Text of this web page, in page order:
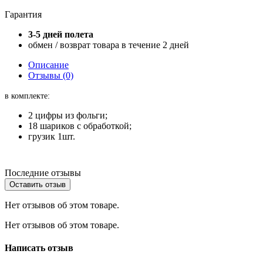
Гарантия
3-5 дней полета
обмен / возврат товара в течение 2 дней
Описание
Отзывы (0)
в комплекте:
2 цифры из фольги;
18 шариков с обработкой;
грузик 1шт.
Последние отзывы
Оставить отзыв
Нет отзывов об этом товаре.
Нет отзывов об этом товаре.
Написать отзыв